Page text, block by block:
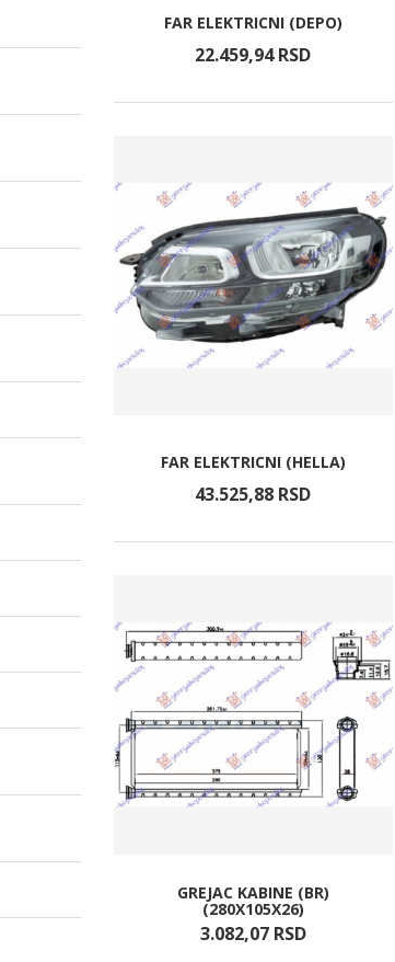
FAR ELEKTRICNI (DEPO)
22.459,94 RSD
FAR ELEKTRICNI (HELLA)
43.525,88 RSD
GREJAC KABINE (BR)
(280X105X26)
3.082,07 RSD